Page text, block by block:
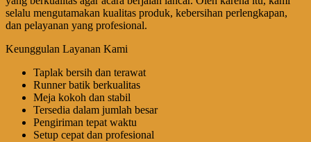
selalu mengutamakan kualitas produk, kebersihan perlengkapan,
dan pelayanan yang profesional.
Keunggulan Layanan Kami
Taplak bersih dan terawat
Runner batik berkualitas
Meja kokoh dan stabil
Tersedia dalam jumlah besar
Pengiriman tepat waktu
Setup cepat dan profesional